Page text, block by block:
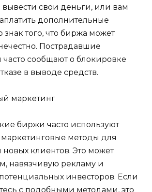
свои деньги, или вам
дополнительные
знак того, что биржа может
Пострадавшие
часто сообщают о блокировке
в выводе средств.
маркетинг
биржи часто используют
методы для
клиентов. Это может
навязчивую рекламу и
инвесторов. Если
с подобными методами, это